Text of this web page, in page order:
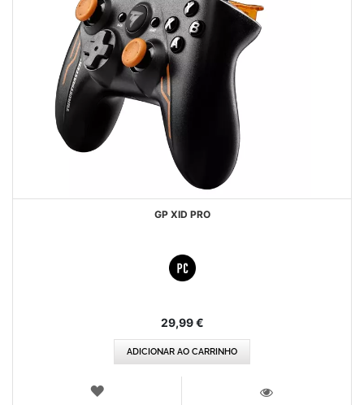
GP XID PRO
29,99 €
ADICIONAR AO CARRINHO
LISTA